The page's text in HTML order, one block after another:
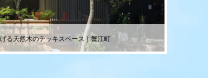
る天然木のデッキスペース｜蟹江町